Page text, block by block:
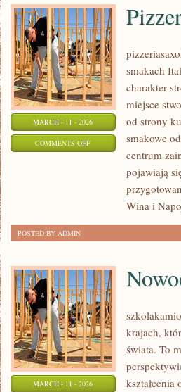
MARCH - 11 - 2026
COMMENTS OFFON
smakach
charakter
miejsce
od strony
smakowe
centrum
pojawiają
Wina i
POSTED BY ADMIN
MARCH - 11 - 2026
krajach,
świata. To
kształcenia